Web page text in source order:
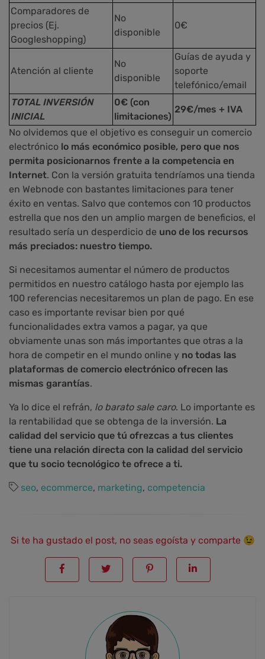
Comparadores de
precios (Ej.
Googleshopping)
No
disponible
0€
Atención al cliente
No
disponible
Guías de ayuda y
soporte
telefónico/email
TOTAL INVERSIÓN
INICIAL
0€ (con
limitaciones)
29€/mes + IVA
No olvidemos que el objetivo es conseguir un comercio
electrónico lo más económico posible, pero que nos
permita posicionarnos frente a la competencia en
Internet. Con la versión gratuita tendríamos una tienda
en Webnode con bastantes limitaciones para tener
éxito en ventas. Salvo que contemos con 10 productos
estrella que nos den un amplio margen de beneficios, el
resultado sería un desperdicio de uno de los recursos
más preciados: nuestro tiempo.
Si necesitamos aumentar el número de productos
permitidos en nuestro catálogo hasta por ejemplo las
100 referencias necesitaremos un plan de pago. En ese
caso es importante revisar bien por qué
funcionalidades extra vamos a pagar, ya que
obviamente unas son más importantes que otras a la
hora de competir en el mundo online y no todas las
plataformas de comercio electrónico ofrecen las
mismas garantías.
Ya lo dice el refrán, lo barato sale caro. Lo importante es
la rentabilidad que se obtenga de la inversión. La
calidad del servicio que tú ofrezcas a tus clientes
tiene una relación directa con la calidad del servicio
que tu socio tecnológico te ofrece a ti.
seo, ecommerce, marketing, competencia
Si te ha gustado el post, no seas egoísta y comparte 😉